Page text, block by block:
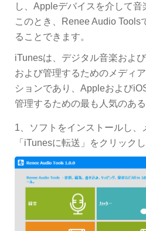
し、Appleデバイスを介して音
このとき、Renee Audio Tools
ることできます。
iTunesは、デジタル音楽およ
および管理するためのメディ
ションであり、Appleおよび
管理するための最も人気のあ
1、ソフトをインストールし、
「iTunesに転送」をクリックし